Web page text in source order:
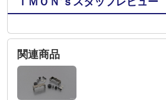
関連商品